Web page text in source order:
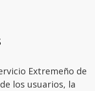
Extremeño de
los usuarios, la